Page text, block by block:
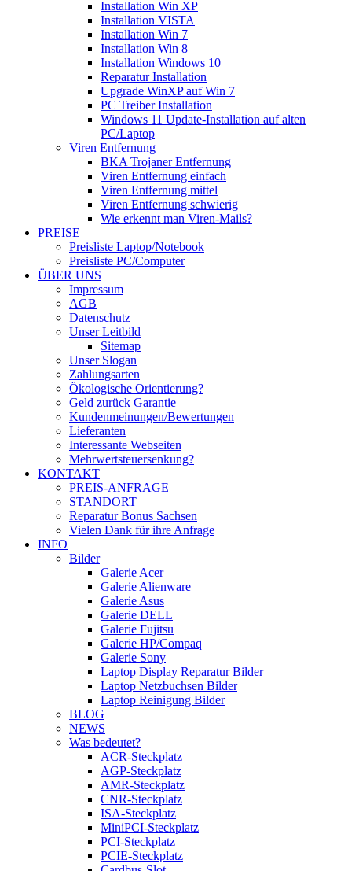
Installation Win XP
Installation VISTA
Installation Win 7
Installation Win 8
Installation Windows 10
Reparatur Installation
Upgrade WinXP auf Win 7
PC Treiber Installation
Windows 11 Update-Installation auf alten
PC/Laptop
Viren Entfernung
BKA Trojaner Entfernung
Viren Entfernung einfach
Viren Entfernung mittel
Viren Entfernung schwierig
Wie erkennt man Viren-Mails?
PREISE
Preisliste Laptop/Notebook
Preisliste PC/Computer
ÜBER UNS
Impressum
AGB
Datenschutz
Unser Leitbild
Sitemap
Unser Slogan
Zahlungsarten
Ökologische Orientierung?
Geld zurück Garantie
Kundenmeinungen/Bewertungen
Lieferanten
Interessante Webseiten
Mehrwertsteuersenkung?
KONTAKT
PREIS-ANFRAGE
STANDORT
Reparatur Bonus Sachsen
Vielen Dank für ihre Anfrage
INFO
Bilder
Galerie Acer
Galerie Alienware
Galerie Asus
Galerie DELL
Galerie Fujitsu
Galerie HP/Compaq
Galerie Sony
Laptop Display Reparatur Bilder
Laptop Netzbuchsen Bilder
Laptop Reinigung Bilder
BLOG
NEWS
Was bedeutet?
ACR-Steckplatz
AGP-Steckplatz
AMR-Steckplatz
CNR-Steckplatz
ISA-Steckplatz
MiniPCI-Steckplatz
PCI-Steckplatz
PCIE-Steckplatz